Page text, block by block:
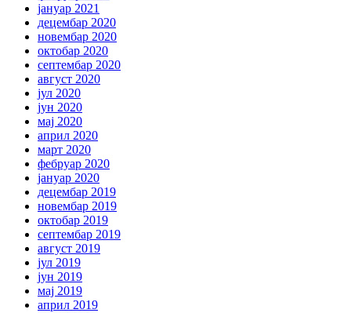
јануар 2021
децембар 2020
новембар 2020
октобар 2020
септембар 2020
август 2020
јул 2020
јун 2020
мај 2020
април 2020
март 2020
фебруар 2020
јануар 2020
децембар 2019
новембар 2019
октобар 2019
септембар 2019
август 2019
јул 2019
јун 2019
мај 2019
април 2019